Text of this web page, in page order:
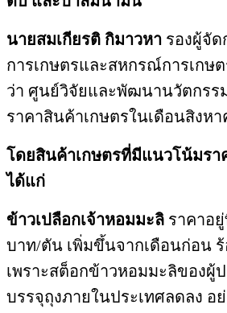
นายสมเกียรติ กิมาวหา รองผู้จัด
การเกษตรและสหกรณ์การเกษต
ว่า ศูนย์วิจัยและพัฒนานวัตกรร
ราคาสินค้าเกษตรในเดือนสิงหา
โดยสินค้าเกษตรที่มีแนวโน้มร
ได้แก่
ข้าวเปลือกเจ้าหอมมะลิ ราคาอยู่
บาท/ตัน เพิ่มขึ้นจากเดือนก่อน ร้
เพราะสต็อกข้าวหอมมะลิของผู้
บรรจุถุงภายในประเทศลดลง อ